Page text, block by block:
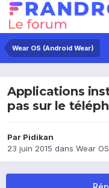
Wear OS (Android Wear)
Applications
pas sur le
Par Pidikan
23 juin 2015 dans Wear